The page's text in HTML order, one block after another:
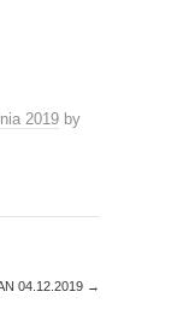
2019 by
04.12.2019 →